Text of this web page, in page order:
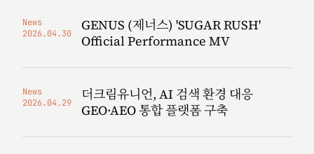
News
2026.04.30
GENUS (제너스) 'SUGAR RUSH'
Official Performance MV
News
2026.04.29
더크림유니언, AI 검색 환경 대응
GEO·AEO 통합 플랫폼 구축